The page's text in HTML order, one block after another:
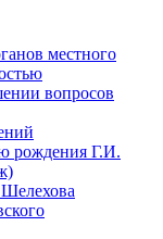
местного
вопросов
рождения Г.И.